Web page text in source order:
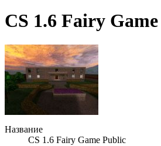
CS 1.6 Fairy
Название
CS 1.6 Fairy Game Public